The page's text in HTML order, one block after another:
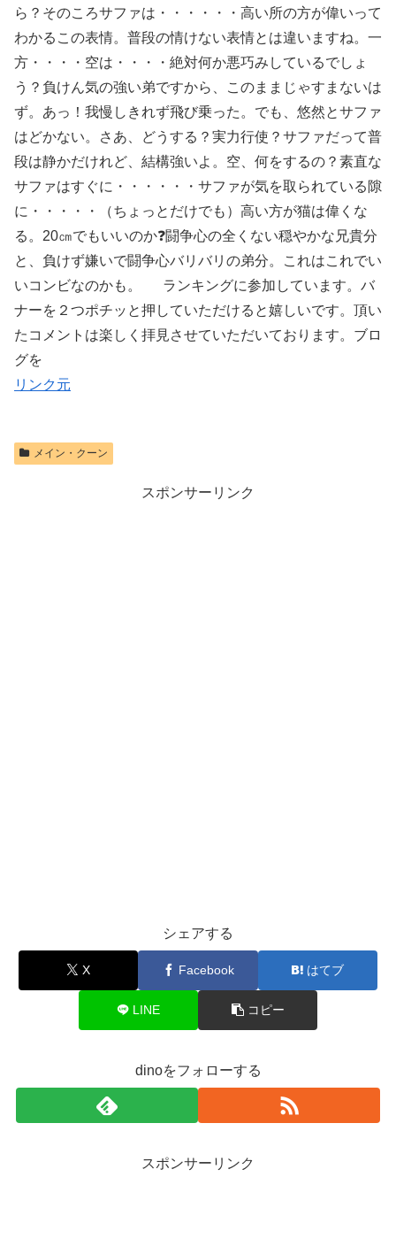
ら？そのころサファは・・・・・・高い所の方が偉いって
わかるこの表情。普段の情けない表情とは違いますね。一
方・・・・空は・・・・絶対何か悪巧みしているでしょ
う？負けん気の強い弟ですから、このままじゃすまないは
ず。あっ！我慢しきれず飛び乗った。でも、悠然とサファ
はどかない。さあ、どうする？実力行使？サファだって普
段は静かだけれど、結構強いよ。空、何をするの？素直な
サファはすぐに・・・・・・サファが気を取られている隙
に・・・・・（ちょっとだけでも）高い方が猫は偉くな
る。20㎝でもいいのか❓闘争心の全くない穏やかな兄貴分
と、負けず嫌いで闘争心バリバリの弟分。これはこれでい
いコンビなのかも。 ランキングに参加しています。バ
ナーを２つポチッと押していただけると嬉しいです。頂い
たコメントは楽しく拝見させていただいております。ブロ
グを
リンク元
メイン・クーン
スポンサーリンク
シェアする
X Facebook はてブ
LINE コピー
dinoをフォローする
スポンサーリンク